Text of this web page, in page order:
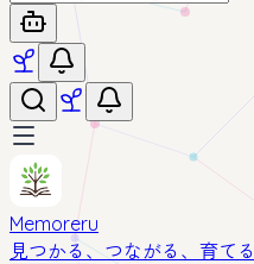
Memoreru
見つかる、つながる、育てる